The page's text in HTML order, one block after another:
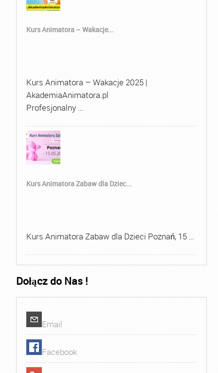
Kurs Animatora – Wakacje...
Kurs Animatora – Wakacje 2025 |
AkademiaAnimatora.pl
Profesjonalny …
Kurs Animatora Zabaw dla Dziec...
Kurs Animatora Zabaw dla Dzieci Poznań, 15 …
Dołącz do Nas !
Email
Facebook